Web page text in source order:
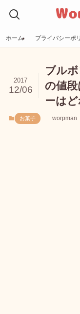
ホーム プライバシーポ
ブル
の値
ーは
2017
12/06
お菓子 worpman